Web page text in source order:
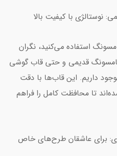
با کیفیت بالا
استفاده می‌کنید، نگران
قدیمی و حتی قاب گوشی
داریم. این قاب‌ها با دقت
تا محافظت کامل را فراهم
برای عاشقان طرح‌های خاص